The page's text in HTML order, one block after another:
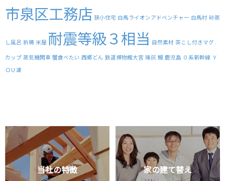
市泉区工務店 狭小住宅 白馬ライオンアドベンチャー 白馬村 砂蒸
し風呂 祈祷 米屋 耐震等級３相当 自然素材 茶こし付きマグ
カップ 蒸気機関車 蟹食べたい 西郷どん 鉄道博物館大宮 降灰 鰻 鹿児島 ０系新幹線 Ｙ
ＯＵ達
当社の特徴 家の建て替え